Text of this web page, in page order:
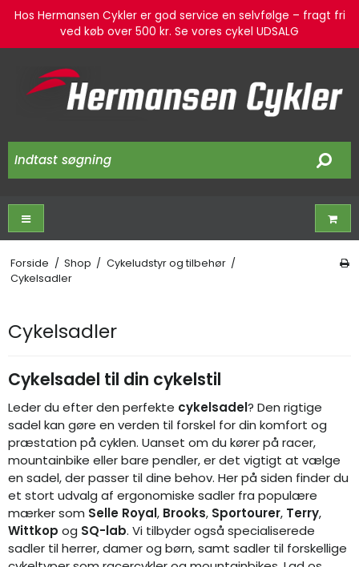
Hos Hermansen Cykler er god service en selvfølge – fragt fri
ved køb over 500 kr. Se vores cykel UDSALG
Forside / Shop / Cykeludstyr og tilbehør /
Cykelsadler
Cykelsadler
Cykelsadel til din cykelstil
Leder du efter den perfekte cykelsadel? Den rigtige
sadel kan gøre en verden til forskel for din komfort og
præstation på cyklen. Uanset om du kører på racer,
mountainbike eller bare pendler, er det vigtigt at vælge
en sadel, der passer til dine behov. Her på siden finder du
et stort udvalg af ergonomiske sadler fra populære
mærker som Selle Royal, Brooks, Sportourer, Terry,
Wittkop og SQ-lab. Vi tilbyder også specialiserede
sadler til herrer, damer og børn, samt sadler til forskellige